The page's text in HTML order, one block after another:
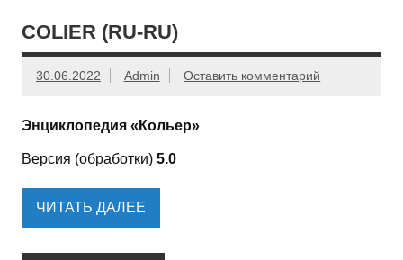
COLIER (RU-RU)
30.06.2022 Admin Оставить комментарий
Энциклопедия «Кольер»
Версия (обработки) 5.0
ЧИТАТЬ ДАЛЕЕ